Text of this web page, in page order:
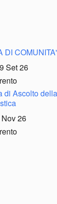
DI COMUNITA'
Set 26
di Ascolto
26